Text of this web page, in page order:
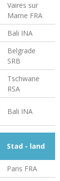
Vaires sur
Marne FRA
Bali INA
Belgrade
SRB
Tschwane
RSA
Bali INA
Stad - land
Paris FRA